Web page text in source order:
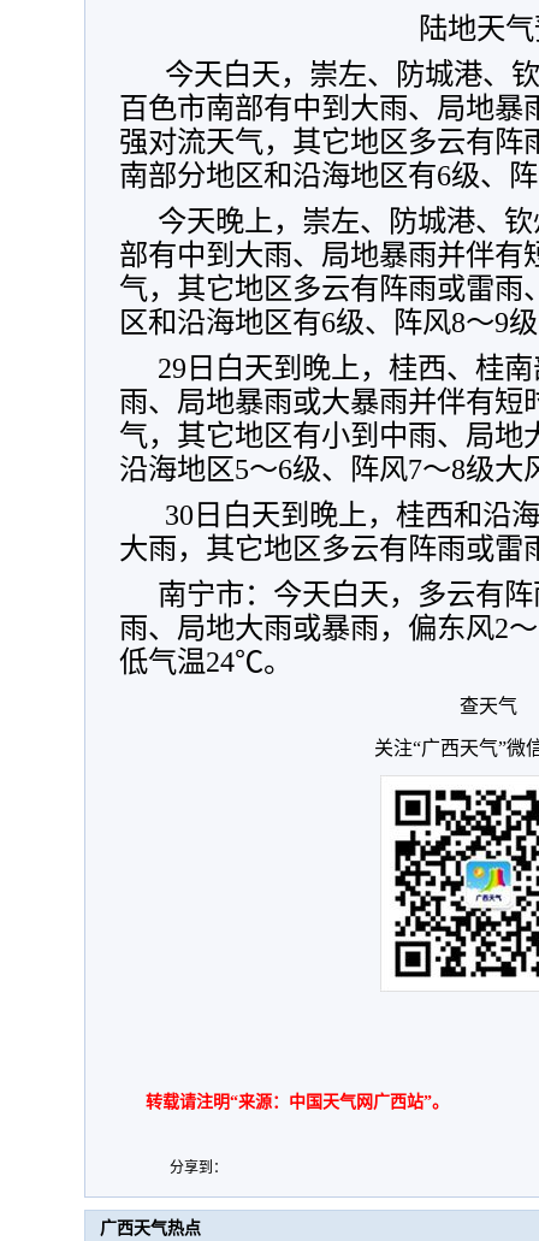
陆地天
今天白天，崇左、防城港、
百色市南部有中到大雨、局地暴
强对流天气，其它地区多云有阵
南部分地区和沿海地区有6级、
今天晚上，崇左、防城港、
部有中到大雨、局地暴雨并伴有
气，其它地区多云有阵雨或雷雨
区和沿海地区有6级、阵风8～9
29日白天到晚上，桂西、桂
雨、局地暴雨或大暴雨并伴有短
气，其它地区有小到中雨、局地
沿海地区5～6级、阵风7～8级大
30日白天到晚上，桂西和沿
大雨，其它地区多云有阵雨或雷
南宁市：今天白天，多云有
雨、局地大雨或暴雨，偏东风2
低气温24℃。
查天气
关注“广西天气”微
转载请注明“来源：中国天气网广西站”。
分享到：
广西天气热点